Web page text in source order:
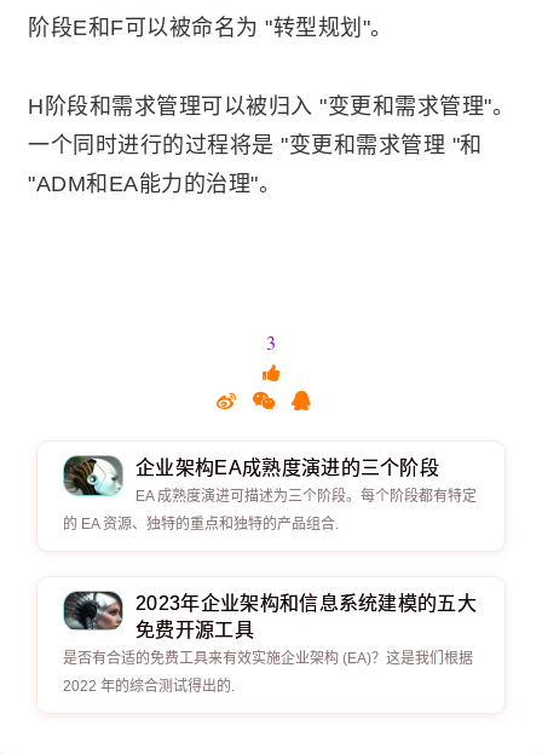
阶段E和F可以被命名为 "转型规划"。
H阶段和需求管理可以被归入 "变更和需求管理"。
一个同时进行的过程将是 "变更和需求管理 "和
"ADM和EA能力的治理"。
3
企业架构EA成熟度演进的三个阶段
EA 成熟度演进可描述为三个阶段。每个阶段都有特定
的 EA 资源、独特的重点和独特的产品组合.
2023年企业架构和信息系统建模的五大
免费开源工具
是否有合适的免费工具来有效实施企业架构 (EA)？这是我们根据
2022 年的综合测试得出的.